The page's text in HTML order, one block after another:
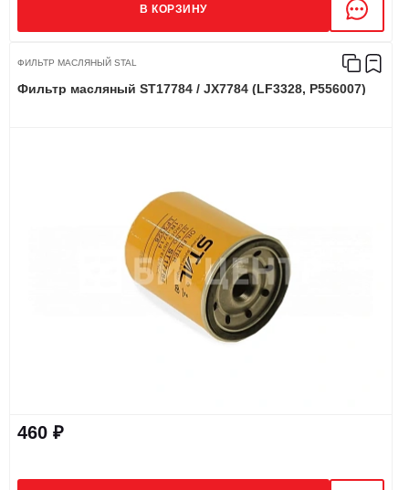
В КОРЗИНУ
ФИЛЬТР МАСЛЯНЫЙ STAL
Фильтр масляный ST17784 / JX7784 (LF3328, P556007)
460 ₽